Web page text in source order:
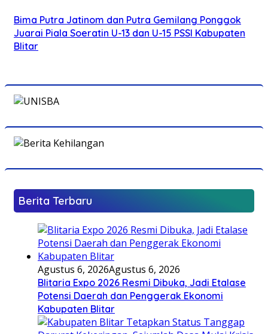
Bima Putra Jatinom dan Putra Gemilang Ponggok
Juarai Piala Soeratin U-13 dan U-15 PSSI Kabupaten
Blitar
Berita Terbaru
Agustus 6, 2026Agustus 6, 2026
Blitaria Expo 2026 Resmi Dibuka, Jadi Etalase
Potensi Daerah dan Penggerak Ekonomi
Kabupaten Blitar